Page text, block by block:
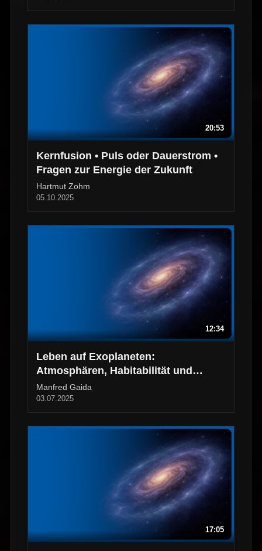
20:53
Kernfusion • Puls oder Dauerstrom •
Fragen zur Energie der Zukunft
Hartmut Zohm
05.10.2025
12:34
Leben auf Exoplaneten:
Atmosphären, Habitabilität und
offene Fragen
Manfred Gaida
03.07.2025
17:05